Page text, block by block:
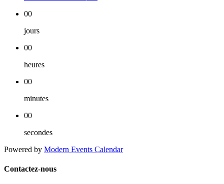
00
jours
00
heures
00
minutes
00
secondes
Powered by Modern Events Calendar
Contactez-nous